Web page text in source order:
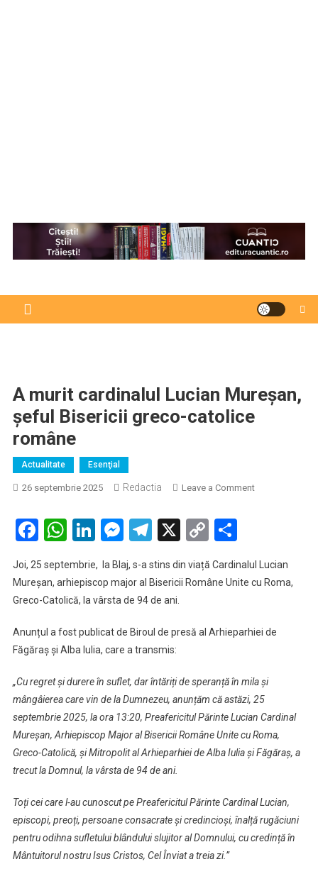
A murit cardinalul Lucian Mureșan,
șeful Bisericii greco-catolice
române
Actualitate Esenţial
26 septembrie 2025 Redactia Leave a Commenton
Mureșan,
șeful
catolice
Facebook
WhatsApp
LinkedIn
Messenger
Telegram
X Copy
Joi, 25 septembrie, la Blaj, s-a stins din viață Cardinalul Lucian
Mureșan, arhiepiscop major al Bisericii Române Unite cu Roma,
Greco-Catolică, la vârsta de 94 de ani.
Anunțul a fost publicat de Biroul de presă al Arhieparhiei de
Făgăraș și Alba Iulia, care a transmis:
„Cu regret și durere în suflet, dar întăriți de speranță în mila şi
mângâierea care vin de la Dumnezeu, anunțăm că astăzi, 25
septembrie 2025, la ora 13:20, Preafericitul Părinte Lucian Cardinal
Mureșan, Arhiepiscop Major al Bisericii Române Unite cu Roma,
Greco-Catolică, şi Mitropolit al Arhieparhiei de Alba Iulia şi Făgăraş, a
trecut la Domnul, la vârsta de 94 de ani.
Toți cei care l-au cunoscut pe Preafericitul Părinte Cardinal Lucian,
episcopi, preoți, persoane consacrate și credincioși, înalță rugăciuni
pentru odihna sufletului blândului slujitor al Domnului, cu credință în
Mântuitorul nostru Isus Cristos, Cel Înviat a treia zi.”